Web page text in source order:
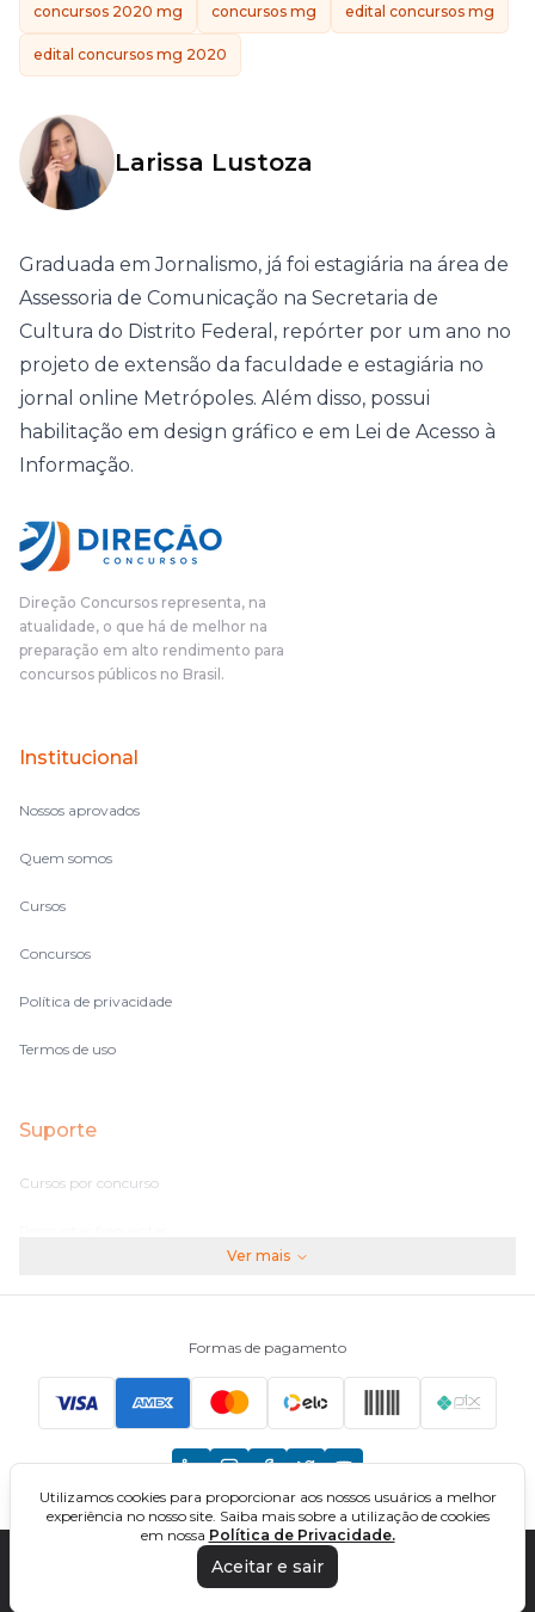
concursos 2020 mg concursos mg edital concursos mg
edital concursos mg 2020
Larissa Lustoza
Graduada em Jornalismo, já foi estagiária na área de
Assessoria de Comunicação na Secretaria de
Cultura do Distrito Federal, repórter por um ano no
projeto de extensão da faculdade e estagiária no
jornal online Metrópoles. Além disso, possui
habilitação em design gráfico e em Lei de Acesso à
Informação.
Direção Concursos representa, na
atualidade, o que há de melhor na
preparação em alto rendimento para
concursos públicos no Brasil.
Institucional
Nossos aprovados
Quem somos
Cursos
Concursos
Política de privacidade
Termos de uso
Suporte
Cursos por concurso
Principais Concursos
CNU
TCU
Ver mais
Formas de pagamento
DIREÇÃO CONCURSOS - CURSOS ONLINE PARA CONCURSOS. TODOS OS
DIREITOS RESERVADOS. CNPJ: 32.161.525/0001-03
Utilizamos cookies para proporcionar aos nossos usuários a melhor
experiência no nosso site. Saiba mais sobre a utilização de cookies
em nossa Política de Privacidade.
Aceitar e sair